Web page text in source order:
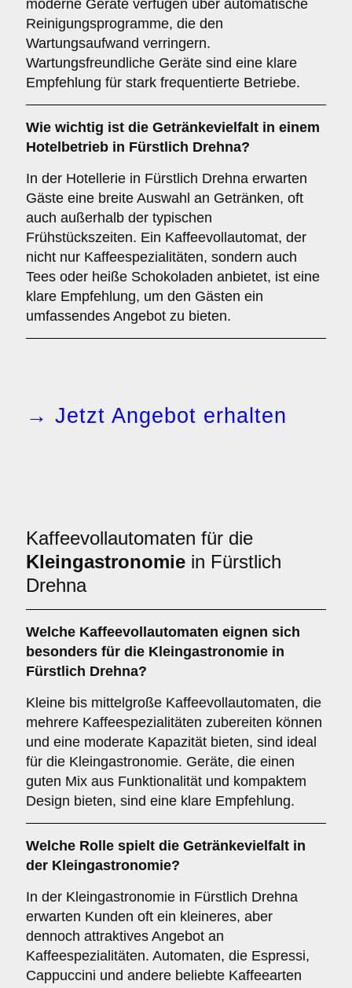
moderne Geräte verfügen über automatische
Reinigungsprogramme, die den
Wartungsaufwand verringern.
Wartungsfreundliche Geräte sind eine klare
Empfehlung für stark frequentierte Betriebe.
Wie wichtig ist die Getränkevielfalt in einem
Hotelbetrieb in Fürstlich Drehna?
In der Hotellerie in Fürstlich Drehna erwarten
Gäste eine breite Auswahl an Getränken, oft
auch außerhalb der typischen
Frühstückszeiten. Ein Kaffeevollautomat, der
nicht nur Kaffeespezialitäten, sondern auch
Tees oder heiße Schokoladen anbietet, ist eine
klare Empfehlung, um den Gästen ein
umfassendes Angebot zu bieten.
→ Jetzt Angebot erhalten
Kaffeevollautomaten für die
Kleingastronomie in Fürstlich
Drehna
Welche Kaffeevollautomaten eignen sich
besonders für die Kleingastronomie in
Fürstlich Drehna?
Kleine bis mittelgroße Kaffeevollautomaten, die
mehrere Kaffeespezialitäten zubereiten können
und eine moderate Kapazität bieten, sind ideal
für die Kleingastronomie. Geräte, die einen
guten Mix aus Funktionalität und kompaktem
Design bieten, sind eine klare Empfehlung.
Welche Rolle spielt die Getränkevielfalt in
der Kleingastronomie?
In der Kleingastronomie in Fürstlich Drehna
erwarten Kunden oft ein kleineres, aber
dennoch attraktives Angebot an
Kaffeespezialitäten. Automaten, die Espressi,
Cappuccini und andere beliebte Kaffeearten